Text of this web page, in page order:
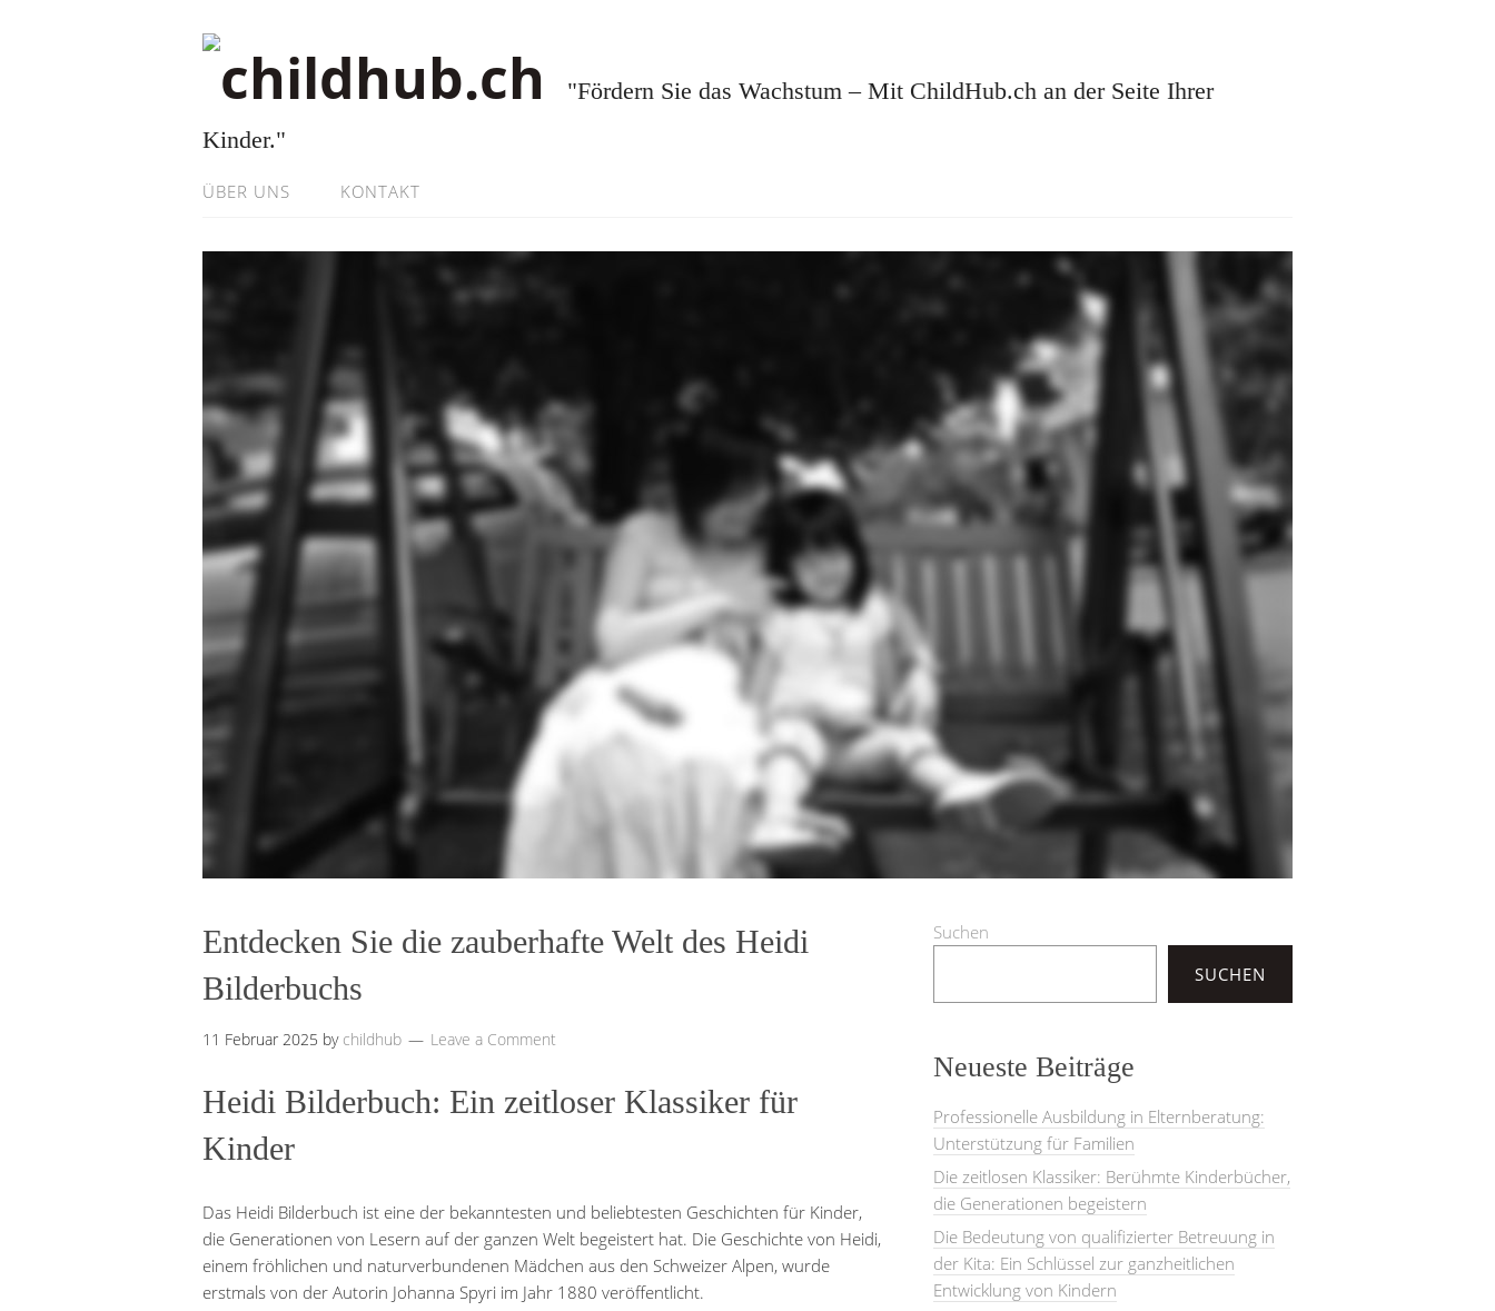
"Fördern Sie das Wachstum – Mit ChildHub.ch an der Seite Ihrer
Kinder."
ÜBER UNS KONTAKT
Entdecken Sie die zauberhafte Welt des Heidi
Bilderbuchs
11 Februar 2025 by childhub Leave a Comment
Heidi Bilderbuch: Ein zeitloser Klassiker für
Kinder
Das Heidi Bilderbuch ist eine der bekanntesten und beliebtesten Geschichten für Kinder,
die Generationen von Lesern auf der ganzen Welt begeistert hat. Die Geschichte von Heidi,
einem fröhlichen und naturverbundenen Mädchen aus den Schweizer Alpen, wurde
erstmals von der Autorin Johanna Spyri im Jahr 1880 veröffentlicht.
Suchen
SUCHEN
Neueste Beiträge
Professionelle Ausbildung in Elternberatung:
Unterstützung für Familien
Die zeitlosen Klassiker: Berühmte Kinderbücher,
die Generationen begeistern
Die Bedeutung von qualifizierter Betreuung in
der Kita: Ein Schlüssel zur ganzheitlichen
Entwicklung von Kindern